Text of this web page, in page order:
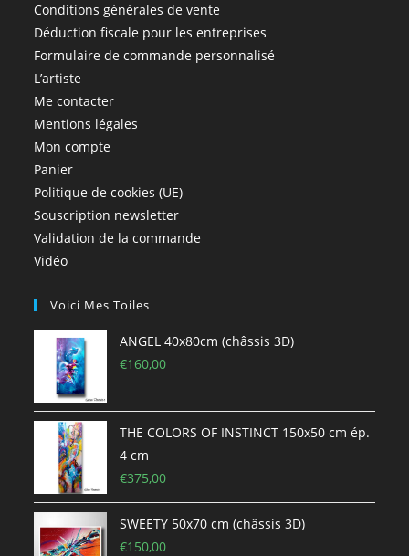
Conditions générales de vente
Déduction fiscale pour les entreprises
Formulaire de commande personnalisé
L’artiste
Me contacter
Mentions légales
Mon compte
Panier
Politique de cookies (UE)
Souscription newsletter
Validation de la commande
Vidéo
Voici Mes Toiles
ANGEL 40x80cm (châssis 3D)
€160,00
THE COLORS OF INSTINCT 150x50 cm ép.
4 cm
€375,00
SWEETY 50x70 cm (châssis 3D)
€150,00